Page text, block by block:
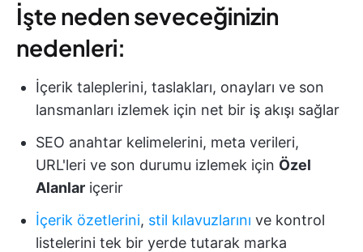
İşte neden seveceğinizin
nedenleri:
İçerik taleplerini, taslakları, onayları ve son
lansmanları izlemek için net bir iş akışı sağlar
SEO anahtar kelimelerini, meta verileri,
URL'leri ve son durumu izlemek için Özel
Alanlar içerir
İçerik özetlerini, stil kılavuzlarını ve kontrol
listelerini tek bir yerde tutarak marka